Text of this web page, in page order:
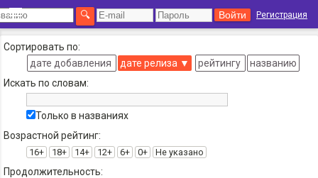
Регистрация
Сортировать по:
дате добавления
дате релиза ▼ рейтингу
названию
Искать по словам:
Только в названиях
Возрастной рейтинг:
16+ 18+ 14+ 12+ 6+ 0+ Не указано
Продолжительность: